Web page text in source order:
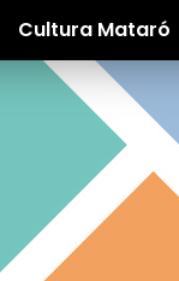
Cultura Mataró